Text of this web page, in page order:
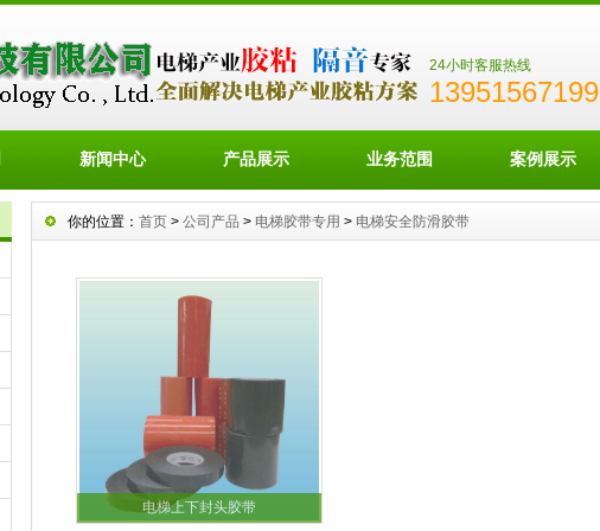
24小时客服热线
13951567199
新闻中心 产品展示 业务范围 案例展示
你的位置： 首页 > 公司产品 > 电梯胶带专用 > 电梯安全防滑胶带
电梯上下封头胶带